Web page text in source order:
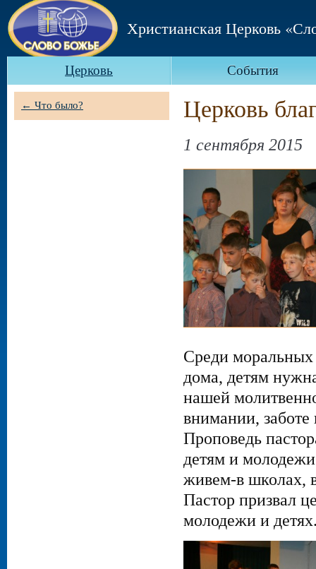
Христианская Церковь
Церковь События
← Что было? Церковь
1 сентября 2015
Среди моральных
дома, детям
нашей
внимании,
Проповедь
детям и
живем-в школах,
Пастор призвал
молодежи и